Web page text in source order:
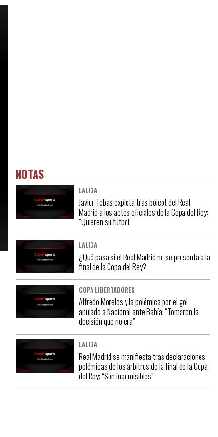
NOTAS
LALIGA
Javier Tebas explota tras boicot del Real
Madrid a los actos oficiales de la Copa del Rey:
“Quieren su fútbol”
LALIGA
¿Qué pasa si el Real Madrid no se presenta a la
final de la Copa del Rey?
COPA LIBERTADORES
Alfredo Morelos y la polémica por el gol
anulado a Nacional ante Bahía: “Tomaron la
decisión que no era”
LALIGA
Real Madrid se manifiesta tras declaraciones
polémicas de los árbitros de la final de la Copa
del Rey: “Son inadmisibles”